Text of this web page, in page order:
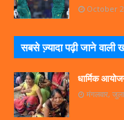
October
सबसे ज्‍़यादा पढ़ी जाने वाली
धार्मिक
मंगलवार,